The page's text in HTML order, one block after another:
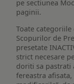
pe sectiunea
paginii.
Toate
Scopurilor de
presetate
strict necesare
doriti sa pastrati
fereastra